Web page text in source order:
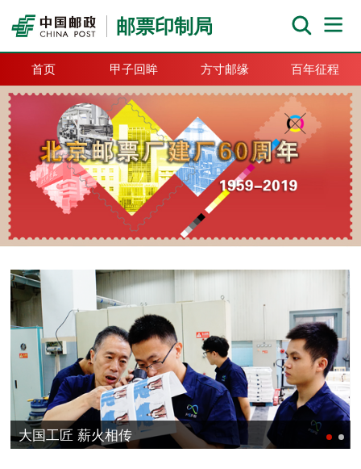
邮票印制局
首页 甲子回眸 方寸邮缘 百年征程
大国工匠 薪火相传